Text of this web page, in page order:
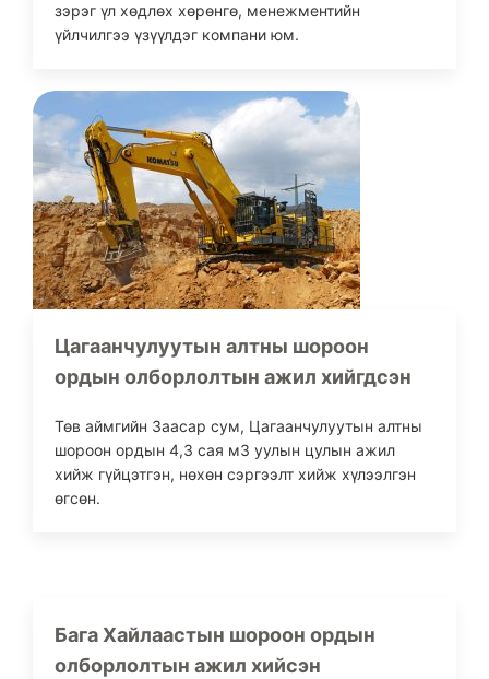
зэрэг үл хөдлөх хөрөнгө, менежментийн
үйлчилгээ үзүүлдэг компани юм.
Цагаанчулуутын алтны шороон
ордын олборлолтын ажил хийгдсэн
Төв аймгийн Заасар сум, Цагаанчулуутын алтны
шороон ордын 4,3 сая м3 уулын цулын ажил
хийж гүйцэтгэн, нөхөн сэргээлт хийж хүлээлгэн
өгсөн.
Бага Хайлаастын шороон ордын
олборлолтын ажил хийсэн